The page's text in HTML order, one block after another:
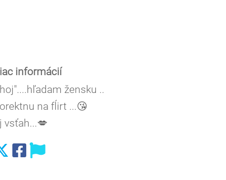
informácií
žensku ..
na fĺirt ...😘
vsťah...💋